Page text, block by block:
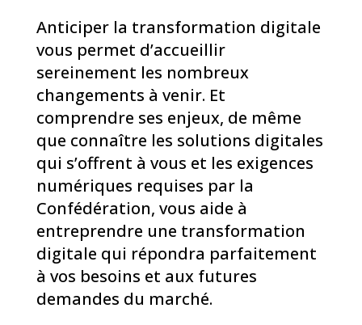
Anticiper la transformation digitale
vous permet d’accueillir
sereinement les nombreux
changements à venir. Et
comprendre ses enjeux, de même
que connaître les solutions digitales
qui s’offrent à vous et les exigences
numériques requises par la
Confédération, vous aide à
entreprendre une transformation
digitale qui répondra parfaitement
à vos besoins et aux futures
demandes du marché.